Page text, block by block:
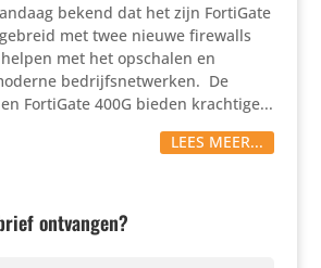
bekend dat het zijn FortiGate
met twee nieuwe firewalls
met het opschalen en
bedrijfsnetwerken. ​ De
FortiGate 400G bieden krachtige...
LEES MEER...
ontvangen?